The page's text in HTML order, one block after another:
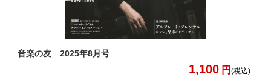
音楽の友 2025年8月号
1,100 円(税込)